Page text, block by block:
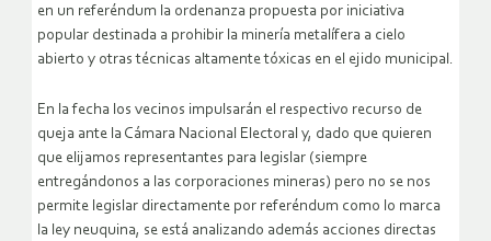
en un referéndum la ordenanza propuesta por iniciativa
popular destinada a prohibir la minería metalífera a cielo
abierto y otras técnicas altamente tóxicas en el ejido municipal.
En la fecha los vecinos impulsarán el respectivo recurso de
queja ante la Cámara Nacional Electoral y, dado que quieren
que elijamos representantes para legislar (siempre
entregándonos a las corporaciones mineras) pero no se nos
permite legislar directamente por referéndum como lo marca
la ley neuquina, se está analizando además acciones directas